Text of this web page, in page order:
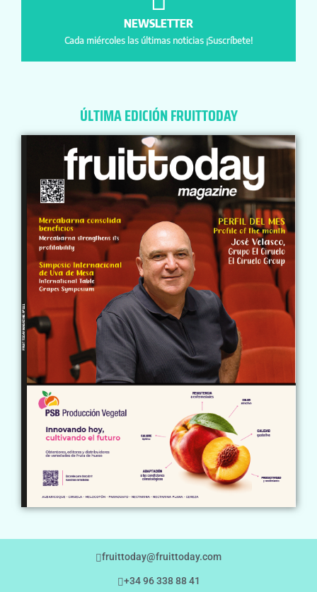
NEWSLETTER
Cada miércoles las últimas noticias ¡Suscríbete!
ÚLTIMA EDICIÓN FRUITTODAY
fruittoday@fruittoday.com
+34 96 338 88 41